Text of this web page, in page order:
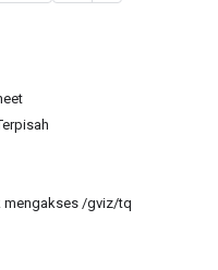
mengakses /gviz/tq